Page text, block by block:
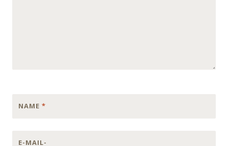
NAME *
E-MAIL-